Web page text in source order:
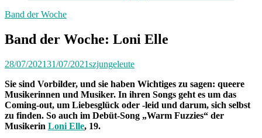
Band der Woche
Band der Woche: Loni Elle
28/07/202131/07/2021szjungeleute
Sie sind Vorbilder, und sie haben Wichtiges zu sagen: queere
Musikerinnen und Musiker. In ihren Songs geht es um das
Coming-out, um Liebesglück oder -leid und darum, sich selbst
zu finden. So auch im Debüt-Song „Warm Fuzzies“ der
Musikerin Loni Elle, 19.